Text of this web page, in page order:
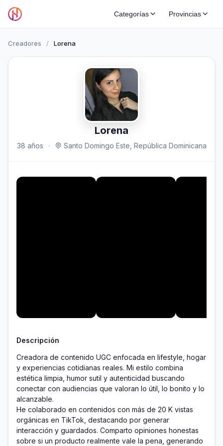
Categorías Provincias
Creadores / Lorena
Lorena
38 años · Santo Domingo Este, República Dominicana
Descripción
Creadora de contenido UGC enfocada en lifestyle, hogar
y experiencias cotidianas reales. Mi estilo combina
estética limpia, humor sutil y autenticidad buscando
conectar con audiencias que valoran lo útil, lo bonito y lo
alcanzable.
He colaborado en contenidos con más de 20 K vistas
orgánicas en TikTok, destacando por generar
interacción y guardados. Comparto opiniones honestas
sobre si un producto realmente vale la pena, generando